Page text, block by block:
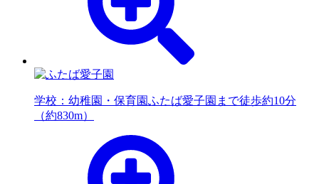
学校：幼稚園・保育園ふたば愛子園まで徒歩約10分
（約830m）